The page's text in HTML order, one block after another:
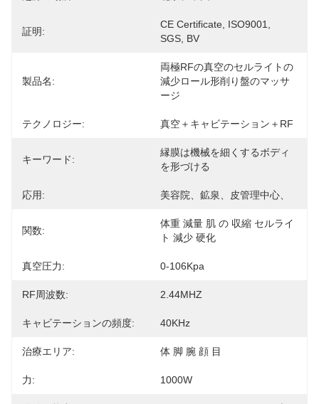
証明:
CE Certificate, ISO9001,
SGS, BV
製品名:
両極RFの真空のセルライトの
減少ロール形削り盤のマッサ
ージ
テクノロジー: 真空＋キャビテーション＋RF
キーワード:
縁膜は機械を細くするボディ
を形づける
応用: 美容院、鉱泉、皮管理中心、
関数:
体重 減量 肌 の 収縮 セルライ
ト 減少 硬化
真空圧力: 0-106Kpa
RF周波数: 2.44MHZ
キャビテーションの頻度: 40KHz
治療エリア: 体 脚 腕 顔 目
力: 1000W